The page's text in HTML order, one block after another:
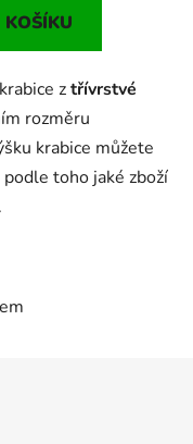
ztřívrstvé
rozměru
krabice můžete
toho jaké zboží